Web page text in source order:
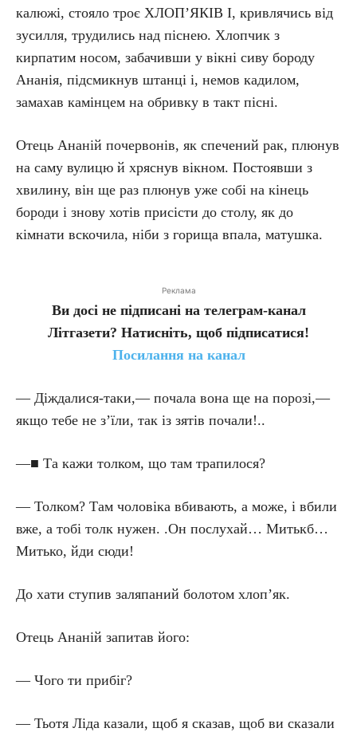
калюжі, стояло троє ХЛОП’ЯКІВ І, кривлячись від
зусилля, трудились над піснею. Хлопчик з
кирпатим носом, забачивши у вікні сиву бороду
Ананія, підсмикнув штанці і, немов кадилом,
замахав камінцем на обривку в такт пісні.
Отець Ананій почервонів, як спечений рак, плюнув
на саму вулицю й хряснув вікном. Постоявши з
хвилину, він ще раз плюнув уже собі на кінець
бороди і знову хотів присісти до столу, як до
кімнати вскочила, ніби з горища впала, матушка.
Реклама
Ви досі не підписані на телеграм-канал
Літгазети? Натисніть, щоб підписатися!
Посилання на канал
— Діждалися-таки,— почала вона ще на порозі,—
якщо тебе не з’їли, так із зятів почали!..
—■ Та кажи толком, що там трапилося?
— Толком? Там чоловіка вбивають, а може, і вбили
вже, а тобі толк нужен. .Он послухай… Митькб…
Митько, йди сюди!
До хати ступив заляпаний болотом хлоп’як.
Отець Ананій запитав його:
— Чого ти прибіг?
— Тьотя Ліда казали, щоб я сказав, щоб ви сказали